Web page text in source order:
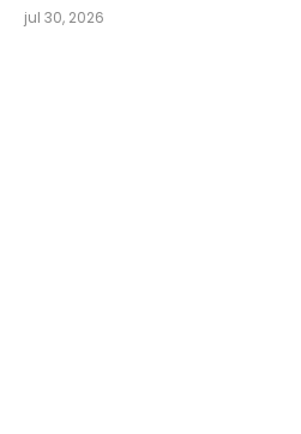
jul 30, 2026